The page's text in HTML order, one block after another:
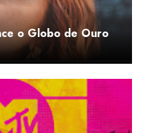
o Globo de Ouro